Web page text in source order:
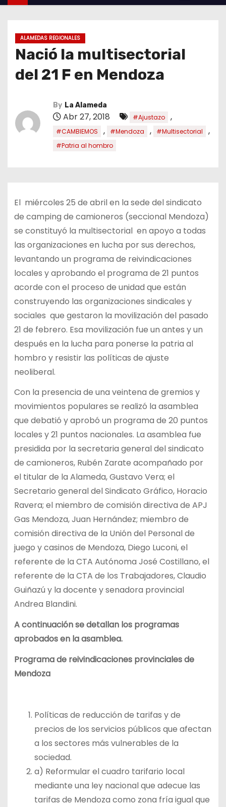
ALAMEDAS REGIONALES
Nació la multisectorial
del 21 F en Mendoza
By La Alameda
Abr 27, 2018 #Ajustazo ,
#CAMBIEMOS , #Mendoza , #Multisectorial ,
#Patria al hombro
El miércoles 25 de abril en la sede del sindicato
de camping de camioneros (seccional Mendoza)
se constituyó la multisectorial en apoyo a todas
las organizaciones en lucha por sus derechos,
levantando un programa de reivindicaciones
locales y aprobando el programa de 21 puntos
acorde con el proceso de unidad que están
construyendo las organizaciones sindicales y
sociales que gestaron la movilización del pasado
21 de febrero. Esa movilización fue un antes y un
después en la lucha para ponerse la patria al
hombro y resistir las políticas de ajuste
neoliberal.
Con la presencia de una veintena de gremios y
movimientos populares se realizó la asamblea
que debatió y aprobó un programa de 20 puntos
locales y 21 puntos nacionales. La asamblea fue
presidida por la secretaria general del sindicato
de camioneros, Rubén Zarate acompañado por
el titular de la Alameda, Gustavo Vera; el
Secretario general del Sindicato Gráfico, Horacio
Ravera; el miembro de comisión directiva de APJ
Gas Mendoza, Juan Hernández; miembro de
comisión directiva de la Unión del Personal de
juego y casinos de Mendoza, Diego Luconi, el
referente de la CTA Autónoma José Costillano, el
referente de la CTA de los Trabajadores, Claudio
Guiñazú y la docente y senadora provincial
Andrea Blandini.
A continuación se detallan los programas
aprobados en la asamblea.
Programa de reivindicaciones provinciales de
Mendoza
Políticas de reducción de tarifas y de
precios de los servicios públicos que afectan
a los sectores más vulnerables de la
sociedad.
a) Reformular el cuadro tarifario local
mediante una ley nacional que adecue las
tarifas de Mendoza como zona fría igual que